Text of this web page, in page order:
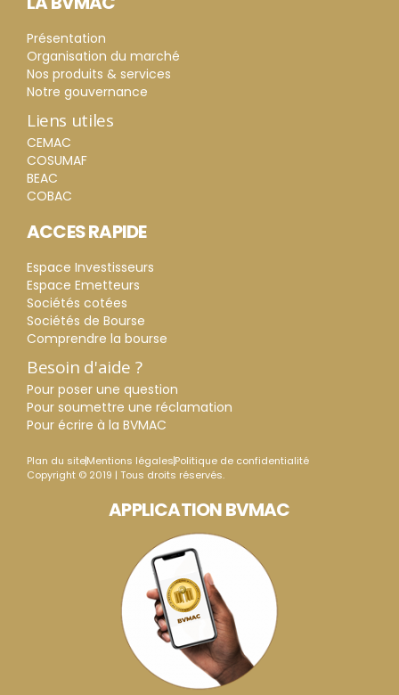
Présentation
Organisation du marché
Nos produits & services
Notre gouvernance
Liens utiles
CEMAC
COSUMAF
BEAC
COBAC
ACCES RAPIDE
Espace Investisseurs
Espace Emetteurs
Sociétés cotées
Sociétés de Bourse
Comprendre la bourse
Besoin d'aide ?
Pour poser une question
Pour soumettre une réclamation
Pour écrire à la BVMAC
Plan du siteMentions légalesPolitique de confidentialité
Copyright © 2019 | Tous droits réservés.
APPLICATION BVMAC